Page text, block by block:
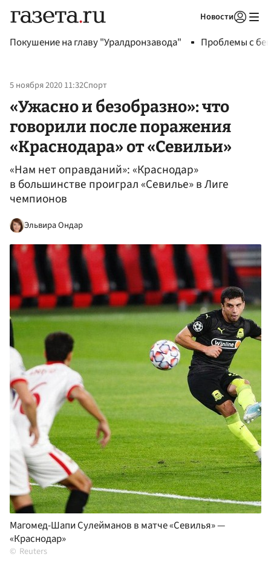
Новости
Покушение на главу "Уралдронзавода" Проблемы с
5 ноября 2020 11:32Спорт
«Ужасно и безобразно»: что
говорили после поражения
«Краснодара» от «Севильи»
«Нам нет оправданий»: «Краснодар»
в большинстве проиграл «Севилье» в Лиге
чемпионов
Эльвира Ондар
Магомед-Шапи Сулейманов в матче «Севилья» —
«Краснодар»
Reuters